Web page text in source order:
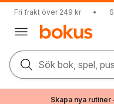
Fri frakt över 249 kr •
Sök bok, spel,
Skapa nya